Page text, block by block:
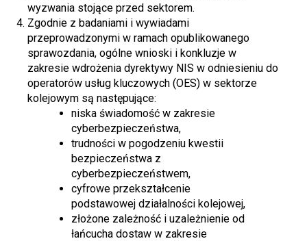
wyzwania stojące przed sektorem.
Zgodnie z badaniami i wywiadami
przeprowadzonymi w ramach opublikowanego
sprawozdania, ogólne wnioski i konkluzje w
zakresie wdrożenia dyrektywy NIS w odniesieniu do
operatorów usług kluczowych (OES) w sektorze
kolejowym są następujące:
niska świadomość w zakresie
cyberbezpieczeństwa,
trudności w pogodzeniu kwestii
bezpieczeństwa z
cyberbezpieczeństwem,
cyfrowe przekształcenie
podstawowej działalności kolejowej,
złożone zależność i uzależnienie od
łańcucha dostaw w zakresie